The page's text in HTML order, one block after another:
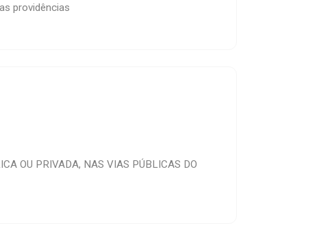
providências
OU PRIVADA, NAS VIAS PÚBLICAS DO